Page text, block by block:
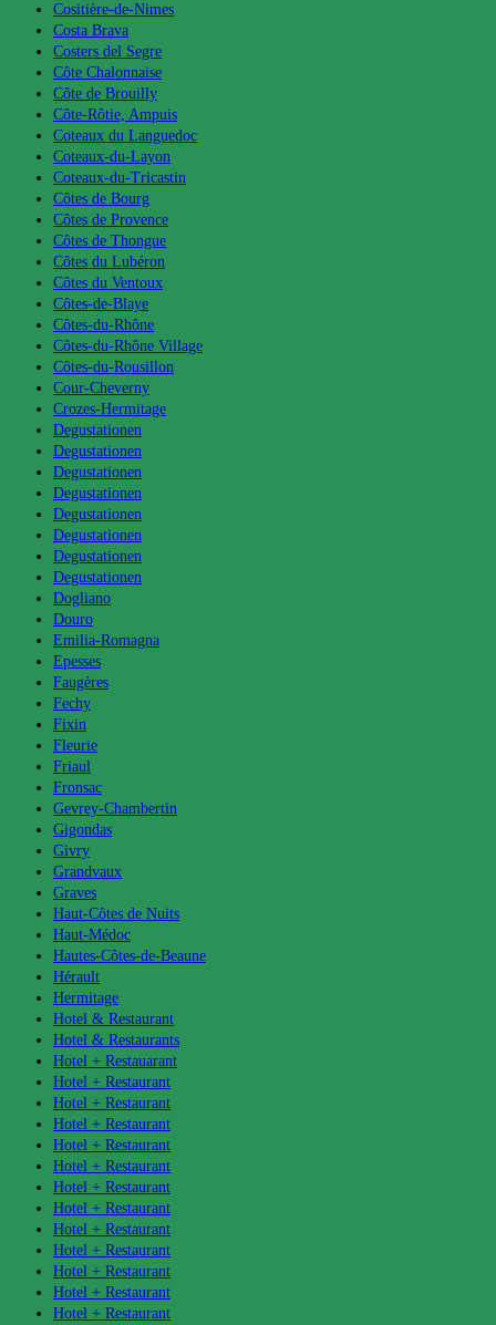
Cositière-de-Nimes
Costa Brava
Costers del Segre
Côte Chalonnaise
Côte de Brouilly
Côte-Rôtie, Ampuis
Coteaux du Languedoc
Coteaux-du-Layon
Coteaux-du-Tricastin
Côtes de Bourg
Côtes de Provence
Côtes de Thongue
Côtes du Lubéron
Côtes du Ventoux
Côtes-de-Blaye
Côtes-du-Rhône
Côtes-du-Rhône Village
Côtes-du-Rousillon
Cour-Cheverny
Crozes-Hermitage
Degustationen
Degustationen
Degustationen
Degustationen
Degustationen
Degustationen
Degustationen
Degustationen
Dogliano
Douro
Emilia-Romagna
Epesses
Faugères
Fechy
Fixin
Fleurie
Friaul
Fronsac
Gevrey-Chambertin
Gigondas
Givry
Grandvaux
Graves
Haut-Côtes de Nuits
Haut-Médoc
Hautes-Côtes-de-Beaune
Hérault
Hermitage
Hotel & Restaurant
Hotel & Restaurants
Hotel + Restauarant
Hotel + Restaurant
Hotel + Restaurant
Hotel + Restaurant
Hotel + Restaurant
Hotel + Restaurant
Hotel + Restaurant
Hotel + Restaurant
Hotel + Restaurant
Hotel + Restaurant
Hotel + Restaurant
Hotel + Restaurant
Hotel + Restaurant